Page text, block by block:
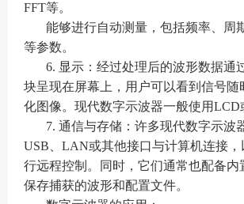
FFT等。
能够进行自动测量，包括频率、周
等参数。
6. 显示：经过处理后的波形数据通
块呈现在屏幕上，用户可以看到信号随
化图像。现代数字示波器一般使用LCD
7. 通信与存储：许多现代数字示波
USB、LAN或其他接口与计算机连接
行远程控制。同时，它们通常也配备内
保存捕获的波形和配置文件。